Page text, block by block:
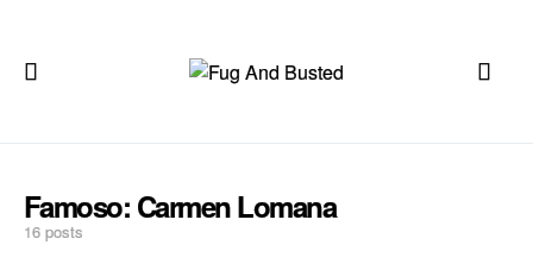
Famoso: Carmen Lomana
16 posts